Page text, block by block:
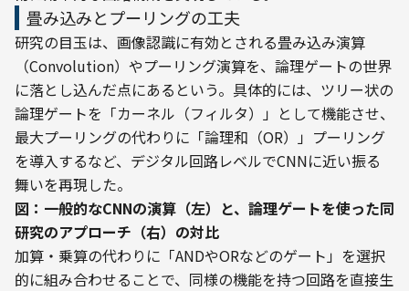
畳み込みとプーリングの工夫
研究の目玉は、画像認識に有効とされる畳み込み演算
（Convolution）やプーリング演算を、論理ゲートの世界
に落とし込んだ点にあるという。具体的には、ツリー状の
論理ゲートを「カーネル（フィルタ）」として機能させ、
最大プーリングの代わりに「論理和（OR）」プーリング
を導入するなど、デジタル回路レベルでCNNに近い振る
舞いを再現した。
図：一般的なCNNの演算（左）と、論理ゲートを使った同
研究のアプローチ（右）の対比
加算・乗算の代わりに「ANDやORなどのゲート」を選択
的に組み合わせることで、同様の機能を持つ回路を直接生